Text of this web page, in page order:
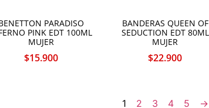
PARADISO
PINK EDT 100ML
MUJER
$15.900
BANDERAS QUEEN OF
SEDUCTION EDT 80ML
MUJER
$22.900
1 2 3 4 5 →